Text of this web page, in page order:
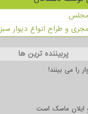
مجلس
و طراح انواع دیوار سبز
پربیننده ترین ها
را می بینند!
ایلان ماسک است